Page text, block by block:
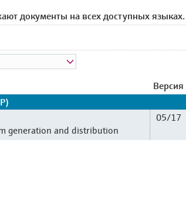
документы на всех доступных языках.
Версия
generation and distribution
05/17